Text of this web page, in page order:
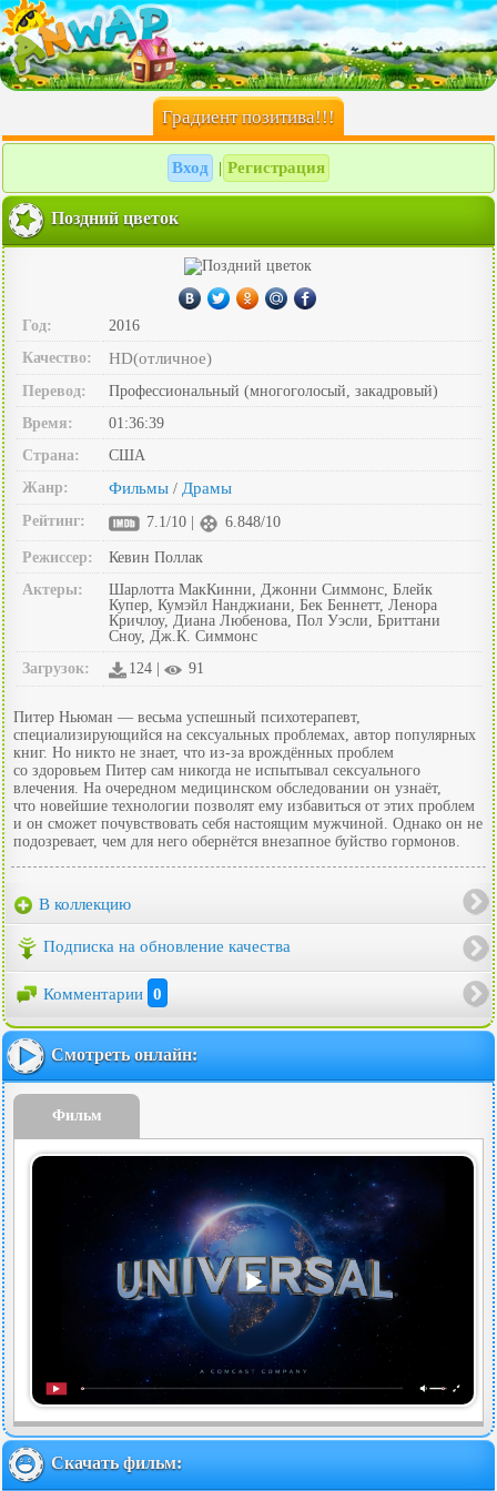
Градиент позитива!!!
Вход Регистрация
Поздний цветок
Год:
2016
Качество:
HD(отличное)
Перевод:
Профессиональный (многоголосый, закадровый)
Время:
01:36:39
Страна:
США
Жанр:
Фильмы / Драмы
Рейтинг: 7.1/10 | 6.848/10
Режиссер:
Кевин Поллак
Актеры:
Шарлотта МакКинни, Джонни Симмонс, Блейк
Купер, Кумэйл Нанджиани, Бек Беннетт, Ленора
Кричлоу, Диана Любенова, Пол Уэсли, Бриттани
Сноу, Дж.К. Симмонс
Загрузок:
124 | 91
Питер Ньюман — весьма успешный психотерапевт,
специализирующийся на сексуальных проблемах, автор популярных
книг. Но никто не знает, что из-за врождённых проблем
со здоровьем Питер сам никогда не испытывал сексуального
влечения. На очередном медицинском обследовании он узнаёт,
что новейшие технологии позволят ему избавиться от этих проблем
и он сможет почувствовать себя настоящим мужчиной. Однако он не
подозревает, чем для него обернётся внезапное буйство гормонов.
В коллекцию
Подписка на обновление качества
Комментарии 0
Смотреть онлайн:
Фильм
Скачать фильм: